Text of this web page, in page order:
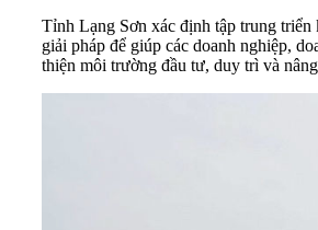
Tỉnh Lạng Sơn xác định tập trung
giải pháp để giúp các doanh nghiệp,
thiện môi trường đầu tư, duy trì và